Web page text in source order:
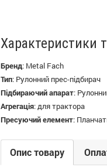
Характеристики
Бренд: Metal Fach
Тип: Рулонний прес-підбирач
Підбираючий апарат:
Агрегація:для трактора
Пресуючий елемент:
Опис товару